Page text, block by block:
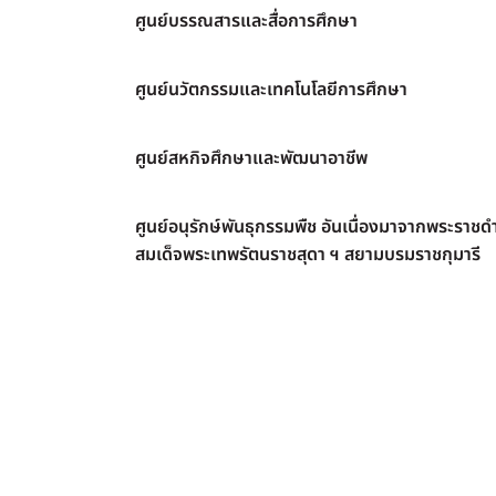
ศูนย์บรรณสารและสื่อการศึกษา
ศูนย์นวัตกรรมและเทคโนโลยีการศึกษา
ศูนย์สหกิจศึกษาและพัฒนาอาชีพ
ศูนย์อนุรักษ์พันธุกรรมพืช อันเนื่องมาจากพระราชด
สมเด็จพระเทพรัตนราชสุดา ฯ สยามบรมราชกุมารี